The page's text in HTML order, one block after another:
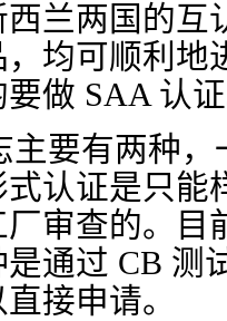
兰两国的互
均可顺利地
做 SAA 认证
主要有两种
式认证是只能
审查的。目
通过 CB 测
接申请。